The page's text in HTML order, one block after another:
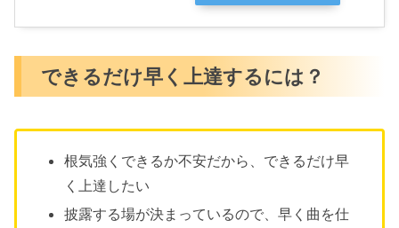
できるだけ早く上達するには？
根気強くできるか不安だから、できるだけ早
く上達したい
披露する場が決まっているので、早く曲を仕